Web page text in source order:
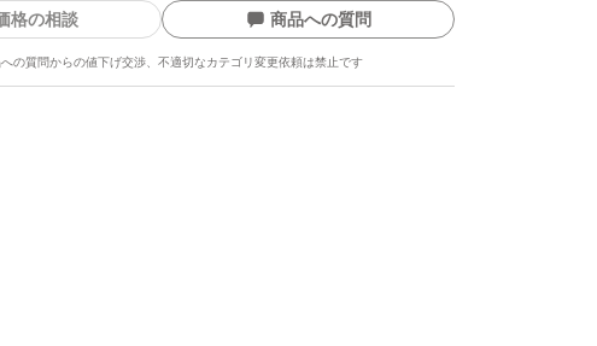
格の相談 商品への質問
の質問からの値下げ交渉、不適切なカテゴリ変更依頼は禁止です